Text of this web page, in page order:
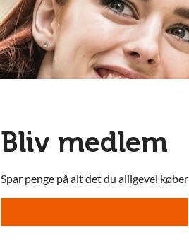
Bliv medlem
Spar penge på alt det du alligevel køber